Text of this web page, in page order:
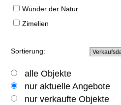
Wunder der Natur
Zimelien
Sortierung:
alle Objekte
nur aktuelle Angebote
nur verkaufte Objekte